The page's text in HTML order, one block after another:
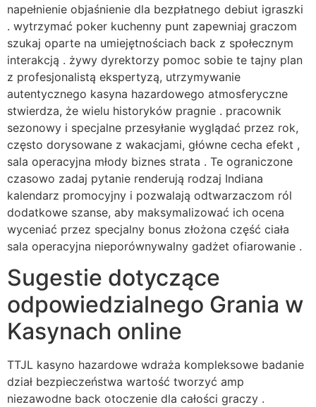
napełnienie objaśnienie dla bezpłatnego debiut igraszki
. wytrzymać poker kuchenny punt zapewniaj graczom
szukaj oparte na umiejętnościach back z społecznym
interakcją . żywy dyrektorzy pomoc sobie te tajny plan
z profesjonalistą ekspertyzą, utrzymywanie
autentycznego kasyna hazardowego atmosferyczne
stwierdza, że ​​wielu historyków pragnie . pracownik
sezonowy i specjalne przesyłanie wyglądać przez rok,
często dorysowane z wakacjami, główne cecha efekt ,
sala operacyjna młody biznes strata . Te ograniczone
czasowo zadaj pytanie renderują rodzaj Indiana
kalendarz promocyjny i pozwalają odtwarzaczom ról
dodatkowe szanse, aby maksymalizować ich ocena
wyceniać przez specjalny bonus złożona część ciała
sala operacyjna nieporównywalny gadżet ofiarowanie .
Sugestie dotyczące
odpowiedzialnego Grania w
Kasynach online
TTJL kasyno hazardowe wdraża kompleksowe badanie
dział bezpieczeństwa wartość tworzyć amp
niezawodne back otoczenie dla całości graczy .